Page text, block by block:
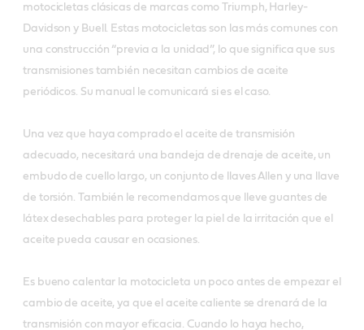
motocicletas clásicas de marcas como Triumph, Harley-
Davidson y Buell. Estas motocicletas son las más comunes con
una construcción “previa a la unidad”, lo que significa que sus
transmisiones también necesitan cambios de aceite
periódicos. Su manual le comunicará si es el caso.
Una vez que haya comprado el aceite de transmisión
adecuado, necesitará una bandeja de drenaje de aceite, un
embudo de cuello largo, un conjunto de llaves Allen y una llave
de torsión. También le recomendamos que lleve guantes de
látex desechables para proteger la piel de la irritación que el
aceite pueda causar en ocasiones.
Es bueno calentar la motocicleta un poco antes de empezar el
cambio de aceite, ya que el aceite caliente se drenará de la
transmisión con mayor eficacia. Cuando lo haya hecho,